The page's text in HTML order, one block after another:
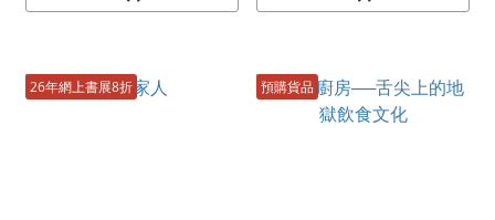
26年網上書展8折 預購貨品